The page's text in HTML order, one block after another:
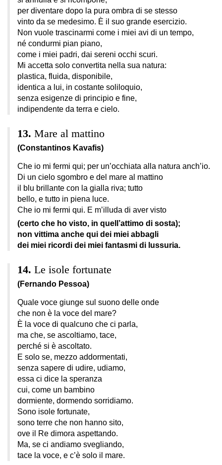
per diventare dopo la pura ombra di se stesso
vinto da se medesimo. È il suo grande esercizio.
Non vuole trascinarmi come i miei avi di un tempo,
né condurmi pian piano,
come i miei padri, dai sereni occhi scuri.
Mi accetta solo convertita nella sua natura:
plastica, fluida, disponibile,
identica a lui, in costante soliloquio,
senza esigenze di principio e fine,
indipendente da terra e cielo.
Mare al mattino
(Constantinos Kavafis)
Che io mi fermi qui; per un’occhiata alla natura anch’io.
Di un cielo sgombro e del mare al mattino
il blu brillante con la gialla riva; tutto
bello, e tutto in piena luce.
Che io mi fermi qui. E m’illuda di aver visto
(certo che ho visto, in quell’attimo di sosta);
non vittima anche qui dei miei abbagli
dei miei ricordi dei miei fantasmi di lussuria.
Le isole fortunate
(Fernando Pessoa)
Quale voce giunge sul suono delle onde
che non è la voce del mare?
È la voce di qualcuno che ci parla,
ma che, se ascoltiamo, tace,
perché si è ascoltato.
E solo se, mezzo addormentati,
senza sapere di udire, udiamo,
essa ci dice la speranza
cui, come un bambino
dormiente, dormendo sorridiamo.
Sono isole fortunate,
sono terre che non hanno sito,
ove il Re dimora aspettando.
Ma, se ci andiamo svegliando,
tace la voce, e c’è solo il mare.